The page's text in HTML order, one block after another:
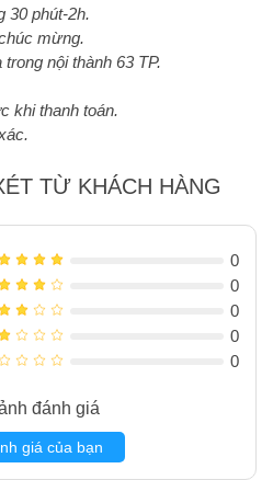
30 phút-2h.
mừng.
nội thành 63 TP.
khi thanh toán.
TỪ KHÁCH HÀNG
0
0
0
0
0
đánh giá
giá của bạn